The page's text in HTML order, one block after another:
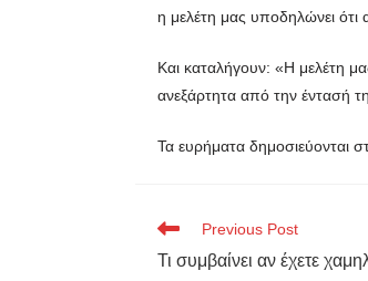
η μελέτη μας υποδηλώνει ότι
Και καταλήγουν: «Η μελέτη
ανεξάρτητα από την έντασή
Τα ευρήματα δημοσιεύονται
Previous Post
Τι συμβαίνει αν έχετε